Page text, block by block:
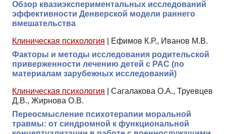
Обзор квазиэкспериментальных исследований
эффективности Денверской модели раннего
вмешательства
Клиническая психология
Ефимов К.Р., Иванов М.В.
Факторы и методы исследования родительской
приверженности лечению детей с РАС (по
материалам зарубежных исследований)
Клиническая психология
Сагалакова О.А., Труевцев
Д.В., Жирнова О.В.
Переосмысление психотерапии моральной
травмы: от синдромной к функциональной